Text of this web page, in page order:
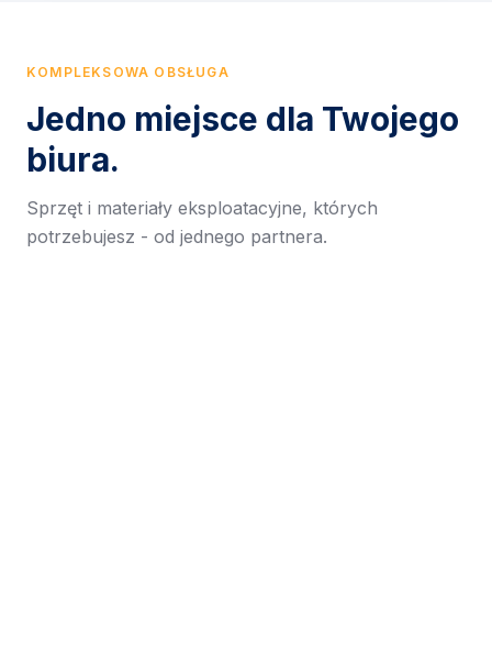
KOMPLEKSOWA OBSŁUGA
Jedno miejsce dla Twojego
biura.
Sprzęt i materiały eksploatacyjne, których
potrzebujesz - od jednego partnera.